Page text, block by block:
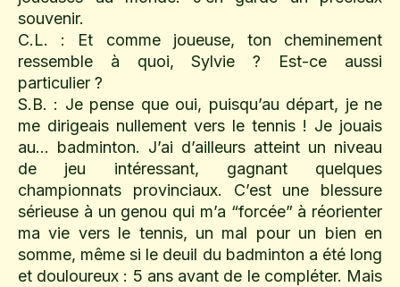
souvenir.
C.L. : Et comme joueuse, ton cheminement
ressemble à quoi, Sylvie ? Est-ce aussi
particulier ?
S.B. : Je pense que oui, puisqu’au départ, je ne
me dirigeais nullement vers le tennis ! Je jouais
au… badminton. J’ai d’ailleurs atteint un niveau
de jeu intéressant, gagnant quelques
championnats provinciaux. C’est une blessure
sérieuse à un genou qui m’a “forcée” à réorienter
ma vie vers le tennis, un mal pour un bien en
somme, même si le deuil du badminton a été long
et douloureux : 5 ans avant de le compléter. Mais